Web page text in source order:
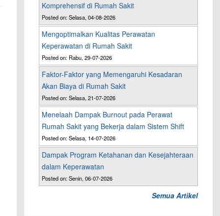
Komprehensif di Rumah Sakit
Posted on: Selasa, 04-08-2026
Mengoptimalkan Kualitas Perawatan
Keperawatan di Rumah Sakit
Posted on: Rabu, 29-07-2026
Faktor-Faktor yang Memengaruhi Kesadaran
Akan Biaya di Rumah Sakit
Posted on: Selasa, 21-07-2026
Menelaah Dampak Burnout pada Perawat
Rumah Sakit yang Bekerja dalam Sistem Shift
Posted on: Selasa, 14-07-2026
Dampak Program Ketahanan dan Kesejahteraan
dalam Keperawatan
Posted on: Senin, 06-07-2026
Semua Artikel